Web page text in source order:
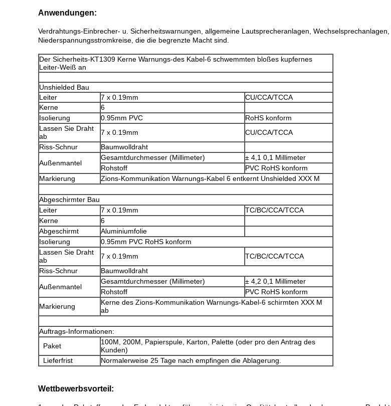
Anwendungen:
Verdrahtungs-Einbrecher- u. Sicherheitswarnungen, allgemeine Lautsprecheranlagen,
Niederspannungsstromkreise, die die begrenzte Macht sind.
Der Sicherheits-KT1309 Kerne Warnungs-des Kabel-6 schwemmten bloßes kupfernes
Leiter-Weiß an
Unshielded Bau
Leiter
7 x 0.19mm
CU/CCA/TCCA
Kerne
6
Isolierung
0.95mm PVC
RoHS konform
Lassen Sie Draht
ab
7 x 0.19mm
CU/CCA/TCCA
Riss-Schnur
Baumwolldraht
Außenmantel
Gesamtdurchmesser (Millimeter)
± 4,1 0,1 Millimeter
Rohstoff
PVC RoHS konform
Markierung
Zions-Kommunikation Warnungs-Kabel 6 entkernt Unshielded XXX M
Abgeschirmter Bau
Leiter
7 x 0.19mm
TC/BC/CCA/TCCA
Kerne
6
Abgeschirmt
Aluminiumfolie
Isolierung
0.95mm PVC RoHS konform
Lassen Sie Draht
ab
7 x 0.19mm
TC/BC/CCA/TCCA
Riss-Schnur
Baumwolldraht
Außenmantel
Gesamtdurchmesser (Millimeter)
± 4,2 0,1 Millimeter
Rohstoff
PVC RoHS konform
Markierung
Kerne des Zions-Kommunikation Warnungs-Kabel-6 schirmten XXX M
ab
Auftrags-Informationen:
Paket
100M, 200M, Papierspule, Karton, Palette (oder pro den Antrag des
Kunden)
Lieferfrist
Normalerweise 25 Tage nach empfingen die Ablagerung.
Wettbewerbsvorteil: